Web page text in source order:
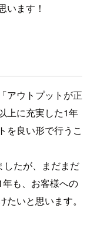
います！
アウトプットが正
上に充実した1年
を良い形で行うこ
したが、まだまだ
も、お客様への
いと思います。